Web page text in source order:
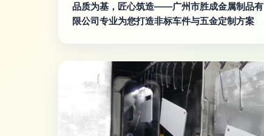
品质为基，匠心筑造——广州市胜成金属制品有
限公司专业为您打造非标车件与五金定制方案